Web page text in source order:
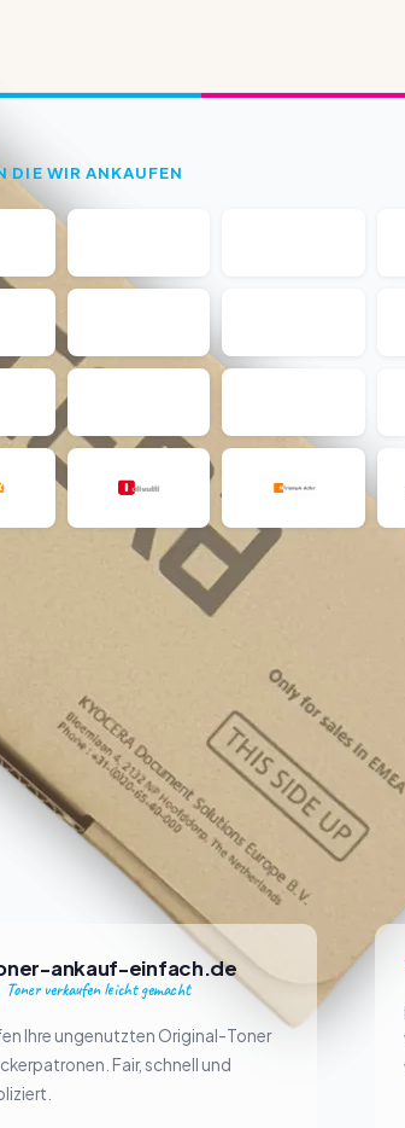
DIE WIR ANKAUFEN
ankauf-einfach.de
Toner verkaufen leicht gemacht
Ihre ungenutzten Original-Toner
Fair, schnell und